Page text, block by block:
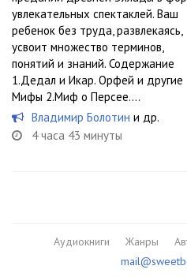
увлекательных спектаклей. Ваш
ребенок без труда, развлекаясь,
усвоит множество терминов,
понятий и знаний. Содержание
1.Дедал и Икар. Орфей и другие
Мифы 2.Миф о Персее....
Владимир Болотин и др.
4 часа 43 минуты
Аудиокниги Жанры